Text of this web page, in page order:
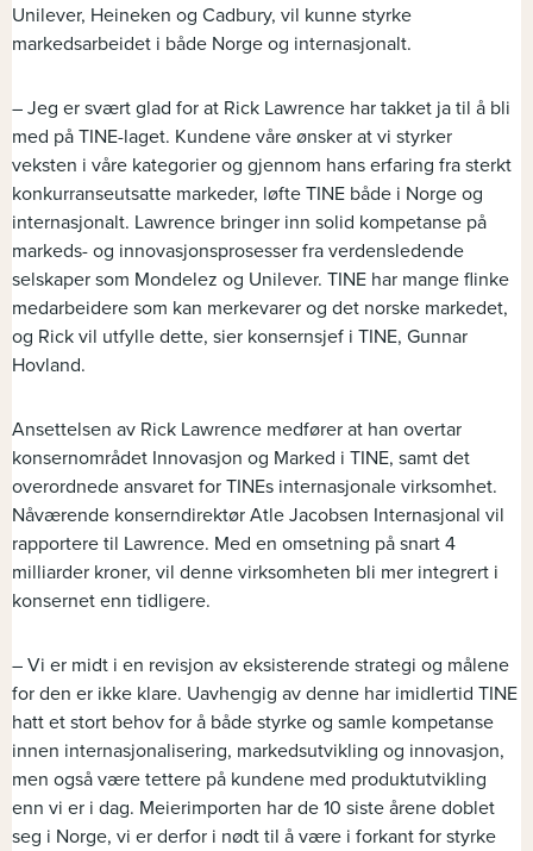
Unilever, Heineken og Cadbury, vil kunne styrke
markedsarbeidet i både Norge og internasjonalt.
– Jeg er svært glad for at Rick Lawrence har takket ja til å bli
med på TINE-laget. Kundene våre ønsker at vi styrker
veksten i våre kategorier og gjennom hans erfaring fra sterkt
konkurranseutsatte markeder, løfte TINE både i Norge og
internasjonalt. Lawrence bringer inn solid kompetanse på
markeds- og innovasjonsprosesser fra verdensledende
selskaper som Mondelez og Unilever. TINE har mange flinke
medarbeidere som kan merkevarer og det norske markedet,
og Rick vil utfylle dette, sier konsernsjef i TINE, Gunnar
Hovland.
Ansettelsen av Rick Lawrence medfører at han overtar
konsernområdet Innovasjon og Marked i TINE, samt det
overordnede ansvaret for TINEs internasjonale virksomhet.
Nåværende konserndirektør Atle Jacobsen Internasjonal vil
rapportere til Lawrence. Med en omsetning på snart 4
milliarder kroner, vil denne virksomheten bli mer integrert i
konsernet enn tidligere.
– Vi er midt i en revisjon av eksisterende strategi og målene
for den er ikke klare. Uavhengig av denne har imidlertid TINE
hatt et stort behov for å både styrke og samle kompetanse
innen internasjonalisering, markedsutvikling og innovasjon,
men også være tettere på kundene med produktutvikling
enn vi er i dag. Meierimporten har de 10 siste årene doblet
seg i Norge, vi er derfor i nødt til å være i forkant for styrke